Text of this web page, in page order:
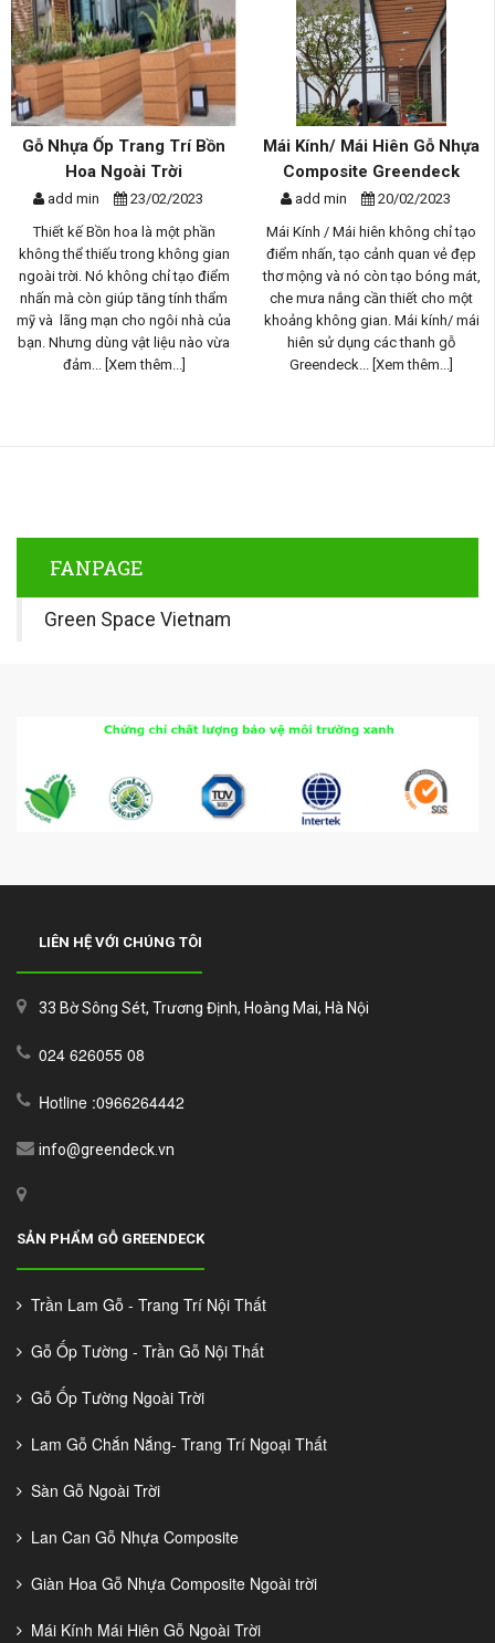
Gỗ Nhựa Ốp Trang Trí Bồn
Hoa Ngoài Trời
add min
23/02/2023
Thiết kế Bồn hoa là một phần
không thể thiếu trong không gian
ngoài trời. Nó không chỉ tạo điểm
nhấn mà còn giúp tăng tính thẩm
mỹ và lãng mạn cho ngôi nhà của
bạn. Nhưng dùng vật liệu nào vừa
đảm...
[Xem thêm...]
Mái Kính/ Mái Hiên Gỗ Nhựa
Composite Greendeck
add min
20/02/2023
Mái Kính / Mái hiên không chỉ tạo
điểm nhấn, tạo cảnh quan vẻ đẹp
thơ mộng và nó còn tạo bóng mát,
che mưa nắng cần thiết cho một
khoảng không gian. Mái kính/ mái
hiên sử dụng các thanh gỗ
Greendeck...
[Xem thêm...]
FANPAGE
Green Space Vietnam
LIÊN HỆ VỚI CHÚNG TÔI
33 Bờ Sông Sét, Trương Định, Hoàng Mai, Hà Nội
024 626055 08
Hotline :0966264442
info@greendeck.vn
SẢN PHẨM GỖ GREENDECK
Trần Lam Gỗ - Trang Trí Nội Thất
Gỗ Ốp Tường - Trần Gỗ Nội Thất
Gỗ Ốp Tường Ngoài Trời
Lam Gỗ Chắn Nắng- Trang Trí Ngoại Thất
Sàn Gỗ Ngoài Trời
Lan Can Gỗ Nhựa Composite
Giàn Hoa Gỗ Nhựa Composite Ngoài trời
Mái Kính Mái Hiên Gỗ Ngoài Trời